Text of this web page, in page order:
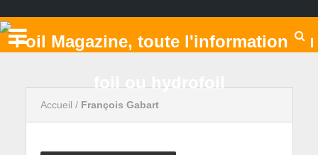
Accueil / François Gabart